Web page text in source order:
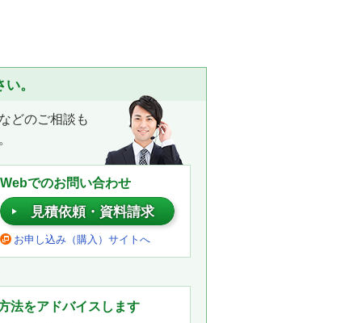
。
などのご相談も
Webでのお問い合わせ
見積依頼・資料請求
お申し込み（購入）サイトへ
法をアドバイスします